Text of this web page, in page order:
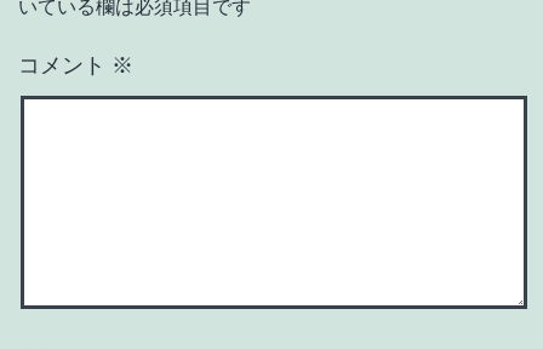
いている欄は必須項目です
コメント ※